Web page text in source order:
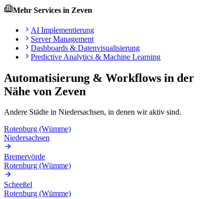
Mehr Services in Zeven
AI Implementierung
Server Management
Dashboards & Datenvisualisierung
Predictive Analytics & Machine Learning
Automatisierung & Workflows in der
Nähe von Zeven
Andere Städte in Niedersachsen, in denen wir aktiv sind.
Rotenburg (Wümme)
Niedersachsen
Bremervörde
Rotenburg (Wümme)
Scheeßel
Rotenburg (Wümme)